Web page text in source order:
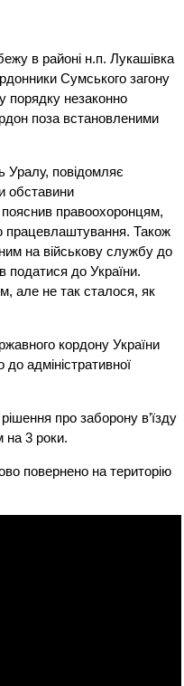
в районі н.п. Лукашівка
Сумського загону
порядку незаконно
поза встановленими
Уралу, повідомляє
обставини
правоохоронцям,
працевлаштування. Також
на військову службу до
податися до України.
але не так сталося, як
кордону України
адміністративної
про заборону в’їзду
на 3 роки.
повернено на територію